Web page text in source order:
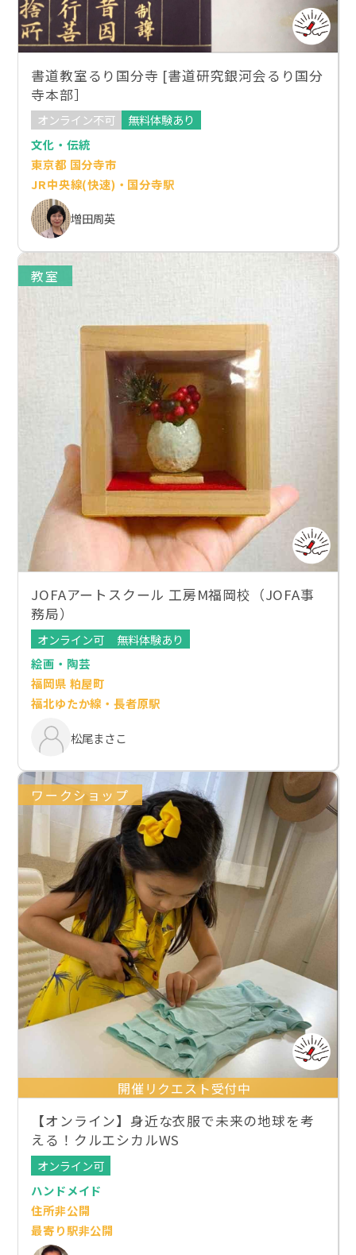
書道教室るり国分寺 [書道研究銀河会るり国分
寺本部］
オンライン不可
無料体験あり
文化・伝統
東京都 国分寺市
JR中央線(快速)・国分寺駅
増田周英
教室
JOFAアートスクール 工房M福岡校（JOFA事
務局）
オンライン可
無料体験あり
絵画・陶芸
福岡県 粕屋町
福北ゆたか線・長者原駅
松尾まさこ
ワークショップ
開催リクエスト受付中
【オンライン】身近な衣服で未来の地球を考
える！クルエシカルWS
オンライン可
ハンドメイド
住所非公開
最寄り駅非公開